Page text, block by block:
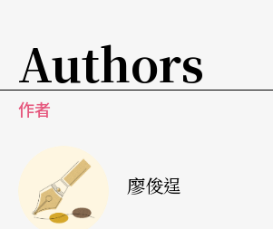
Authors
作者
廖俊逞